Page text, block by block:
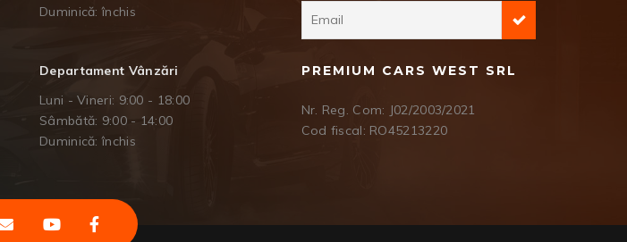
Duminică: închis
Departament Vânzări
Luni - Vineri: 9:00 - 18:00
Sâmbătă: 9:00 - 14:00
Duminică: închis
PREMIUM CARS WEST SRL
Nr. Reg. Com: J02/2003/2021
Cod fiscal: RO45213220